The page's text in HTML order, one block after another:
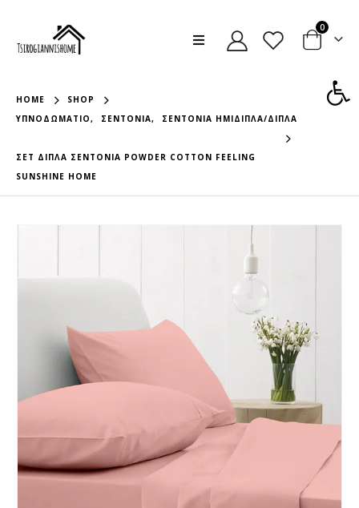
0
HOME
SHOP
ΥΠΝΟΔΩΜΆΤΙΟ, ΣΕΝΤΌΝΙΑ, ΣΕΝΤΌΝΙΑ ΗΜΊΔΙΠΛΑ/ΔΙΠΛΆ
ΣΕΤ ΔΙΠΛΑ ΣΕΝΤΟΝΙΑ POWDER COTTON FEELING
SUNSHINE HOME